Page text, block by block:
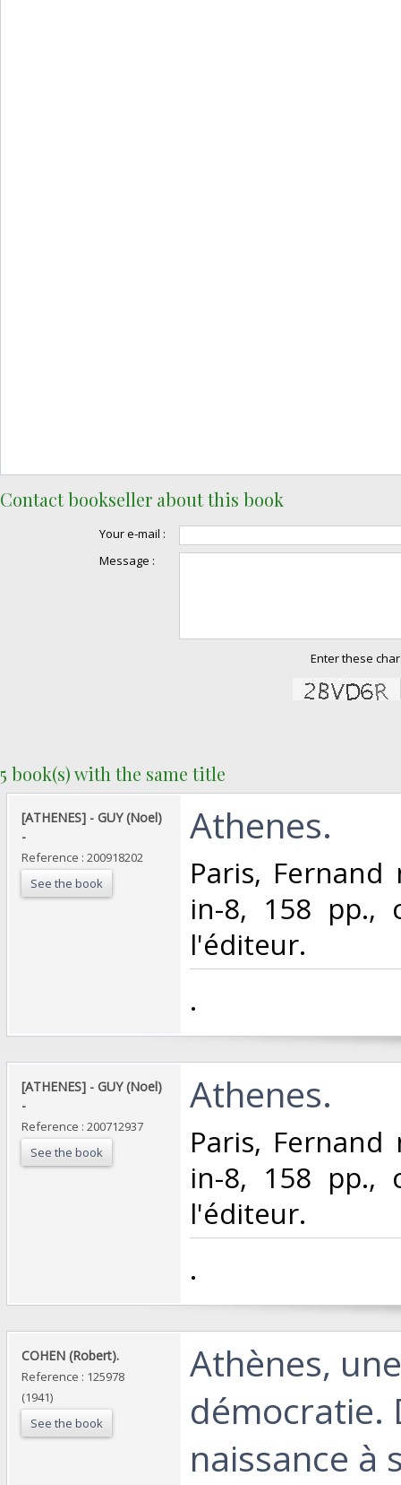
Contact bookseller about this book
Your e-mail :
Message :
Enter these
5 book(s) with the same title
‎[ATHENES] - GUY (Noel)
- ‎
Reference : 200918202
See the book
‎Athenes. ‎
‎Paris,
in-8, 158 pp.,
l'éditeur.‎
‎.‎
‎[ATHENES] - GUY (Noel)
- ‎
Reference : 200712937
See the book
‎Athenes. ‎
‎Paris,
in-8, 158 pp.,
l'éditeur.‎
‎.‎
‎COHEN (Robert).‎
Reference : 125978
(1941)
See the book
‎Athènes, une
démocratie.
naissance à